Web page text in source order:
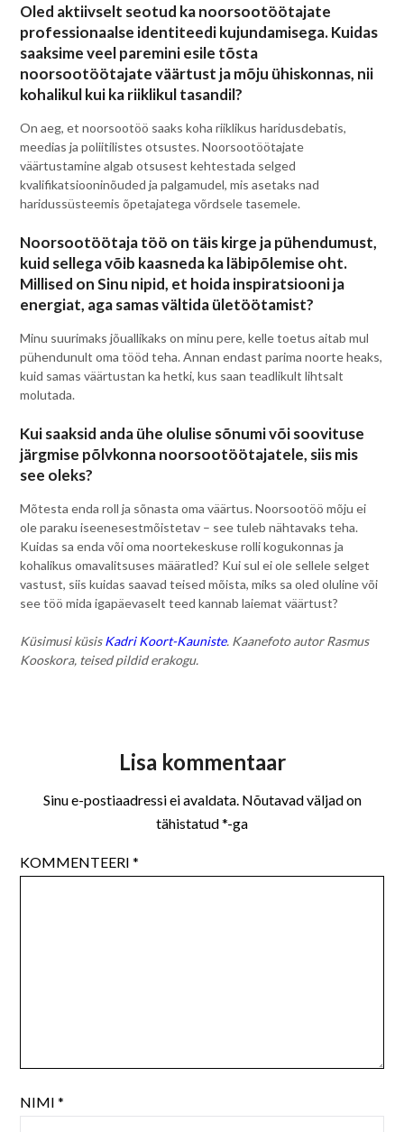
Oled aktiivselt seotud ka noorsootöötajate
professionaalse identiteedi kujundamisega. Kuidas
saaksime veel paremini esile tõsta
noorsootöötajate väärtust ja mõju ühiskonnas, nii
kohalikul kui ka riiklikul tasandil?
On aeg, et noorsootöö saaks koha riiklikus haridusdebatis,
meedias ja poliitilistes otsustes. Noorsootöötajate
väärtustamine algab otsusest kehtestada selged
kvalifikatsiooninõuded ja palgamudel, mis asetaks nad
haridussüsteemis õpetajatega võrdsele tasemele.
Noorsootöötaja töö on täis kirge ja pühendumust,
kuid sellega võib kaasneda ka läbipõlemise oht.
Millised on Sinu nipid, et hoida inspiratsiooni ja
energiat, aga samas vältida ületöötamist?
Minu suurimaks jõuallikaks on minu pere, kelle toetus aitab mul
pühendunult oma tööd teha. Annan endast parima noorte heaks,
kuid samas väärtustan ka hetki, kus saan teadlikult lihtsalt
molutada.
Kui saaksid anda ühe olulise sõnumi või soovituse
järgmise põlvkonna noorsootöötajatele, siis mis
see oleks?
Mõtesta enda roll ja sõnasta oma väärtus. Noorsootöö mõju ei
ole paraku iseenesestmõistetav – see tuleb nähtavaks teha.
Kuidas sa enda või oma noortekeskuse rolli kogukonnas ja
kohalikus omavalitsuses määratled? Kui sul ei ole sellele selget
vastust, siis kuidas saavad teised mõista, miks sa oled oluline või
see töö mida igapäevaselt teed kannab laiemat väärtust?
Küsimusi küsisKadri Koort-Kauniste. Kaanefoto autor Rasmus
Kooskora, teised pildid erakogu.
Lisa kommentaar
Sinu e-postiaadressi ei avaldata. Nõutavad väljad on
tähistatud*-ga
KOMMENTEERI*
NIMI*